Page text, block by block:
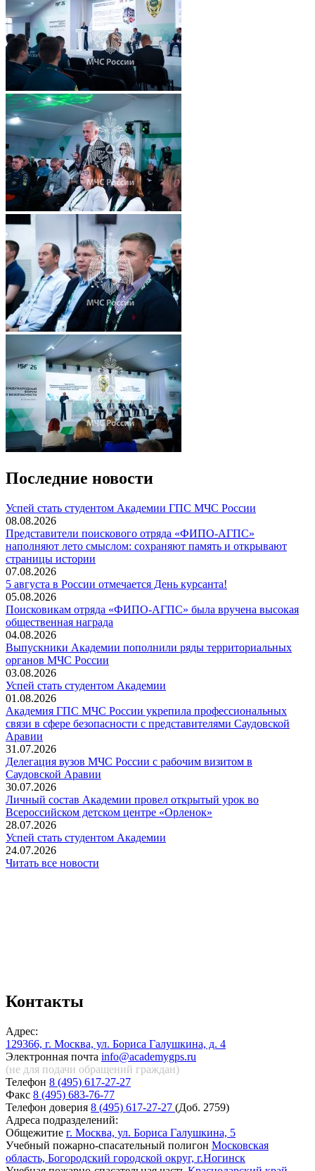
Последние новости
️Успей стать студентом Академии ГПС МЧС России
08.08.2026
Представители поискового отряда «ФИПО-АГПС»
наполняют лето смыслом: сохраняют память и открывают
страницы истории
07.08.2026
5 августа в России отмечается День курсанта!
05.08.2026
Поисковикам отряда «ФИПО-АГПС» была вручена высокая
общественная награда
04.08.2026
Выпускники Академии пополнили ряды территориальных
органов МЧС России
03.08.2026
Успей стать студентом Академии
01.08.2026
Академия ГПС МЧС России укрепила профессиональных
связи в сфере безопасности с представителями Саудовской
Аравии
31.07.2026
Делегация вузов МЧС России с рабочим визитом в
Саудовской Аравии
30.07.2026
Личный состав Академии провел открытый урок во
Всероссийском детском центре «Орленок»
28.07.2026
️Успей стать студентом Академии
24.07.2026
Читать все новости
Контакты
Адрес:
129366, г. Москва, ул. Бориса Галушкина, д. 4
Электронная почта info@academygps.ru
(не для подачи обращений граждан)
Телефон 8 (495) 617-27-27
Факс 8 (495) 683-76-77
Телефон доверия 8 (495) 617-27-27 (Доб. 2759)
Адреса подразделений:
Общежитие г. Москва, ул. Бориса Галушкина, 5
Учебный пожарно-спасательный полигон Московская
область, Богородский городской округ, г.Ногинск